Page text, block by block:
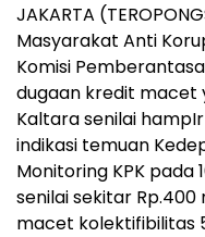
JAKARTA
Masyarakat Anti
Komisi
dugaan kredit macet
Kaltara senilai
indikasi temuan
Monitoring KPK pada
senilai sekitar
macet kolektifibilitas